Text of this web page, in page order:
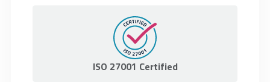
ISO 27001 Certified